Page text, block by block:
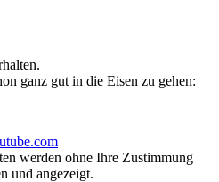
ganz gut in die Eisen zu gehen:
werden ohne Ihre Zustimmung
und angezeigt.